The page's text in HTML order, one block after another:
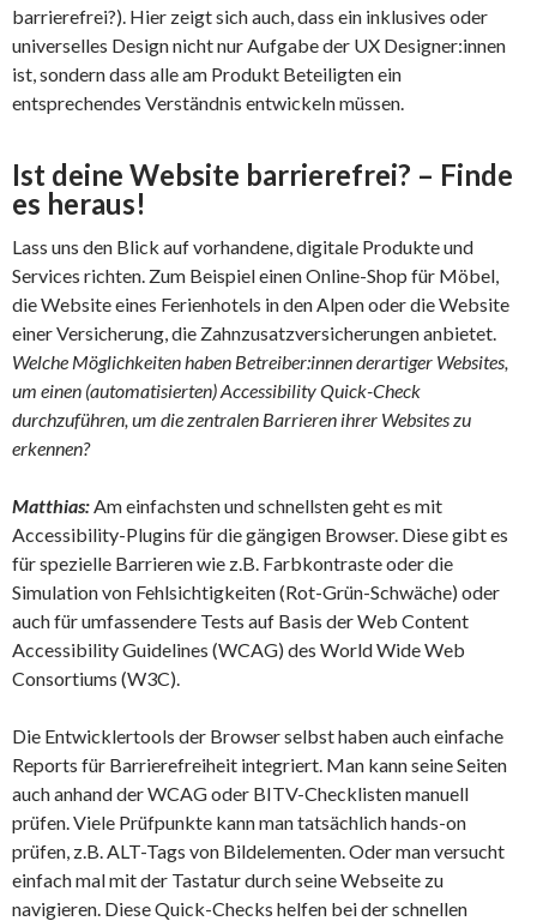
barrierefrei?). Hier zeigt sich auch, dass ein inklusives oder
universelles Design nicht nur Aufgabe der UX Designer:innen
ist, sondern dass alle am Produkt Beteiligten ein
entsprechendes Verständnis entwickeln müssen.
Ist deine Website barrierefrei? – Finde
es heraus!
Lass uns den Blick auf vorhandene, digitale Produkte und
Services richten. Zum Beispiel einen Online-Shop für Möbel,
die Website eines Ferienhotels in den Alpen oder die Website
einer Versicherung, die Zahnzusatzversicherungen anbietet.
Welche Möglichkeiten haben Betreiber:innen derartiger Websites,
um einen (automatisierten) Accessibility Quick-Check
durchzuführen, um die zentralen Barrieren ihrer Websites zu
erkennen?
Matthias:Am einfachsten und schnellsten geht es mit
Accessibility-Plugins für die gängigen Browser. Diese gibt es
für spezielle Barrieren wie z.B. Farbkontraste oder die
Simulation von Fehlsichtigkeiten (Rot-Grün-Schwäche) oder
auch für umfassendere Tests auf Basis der Web Content
Accessibility Guidelines (WCAG) des World Wide Web
Consortiums (W3C).
Die Entwicklertools der Browser selbst haben auch einfache
Reports für Barrierefreiheit integriert. Man kann seine Seiten
auch anhand der WCAG oder BITV-Checklisten manuell
prüfen. Viele Prüfpunkte kann man tatsächlich hands-on
prüfen, z.B. ALT-Tags von Bildelementen. Oder man versucht
einfach mal mit der Tastatur durch seine Webseite zu
navigieren. Diese Quick-Checks helfen bei der schnellen